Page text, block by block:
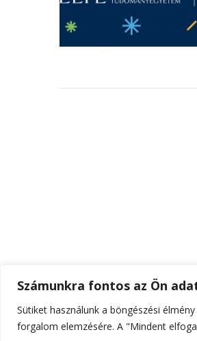
Számunkra fontos az Ön
Sütiket használunk a böngészési
forgalom elemzésére. A "Mindent
© Szerzői jog 2026ELTE